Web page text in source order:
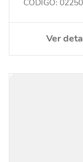
CÓDIGO:
Ver